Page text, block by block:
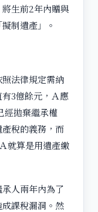
生前2年內贈與
制遺產」。
法律規定需納
3億餘元，Ａ應
經拋棄繼承權
產稅的義務，而
就算是用遺產繳
人兩年內為了
課稅漏洞。然